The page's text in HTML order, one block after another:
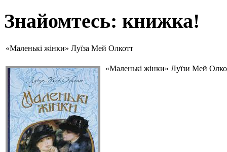
Знайомтесь: книжка!
«Маленькі жінки» Луїза Мей Олкотт
«Маленькі жінки» Луїзи Мей